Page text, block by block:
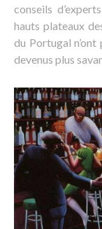
conseils
hauts plateaux
du Portugal
devenus plus